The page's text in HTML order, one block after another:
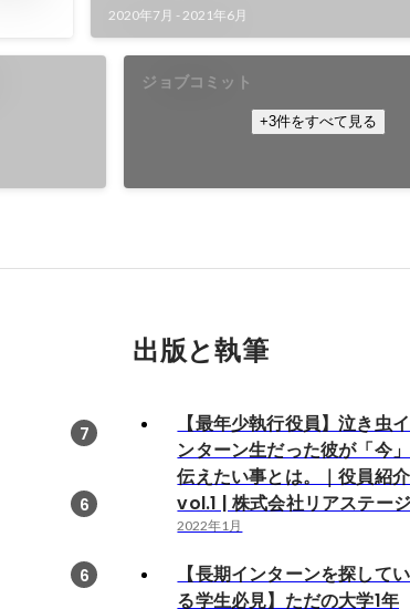
2020年7月 -2021年6月
ジョブコミット
+3件をすべて見る
7
6
6
出版と執筆
【最年少執行役員】泣き虫イ
ンターン生だった彼が「今」
伝えたい事とは。｜役員紹介
vol.1 | 株式会社リアステー
2022年1月
【長期インターンを探してい
る学生必見】ただの大学1年